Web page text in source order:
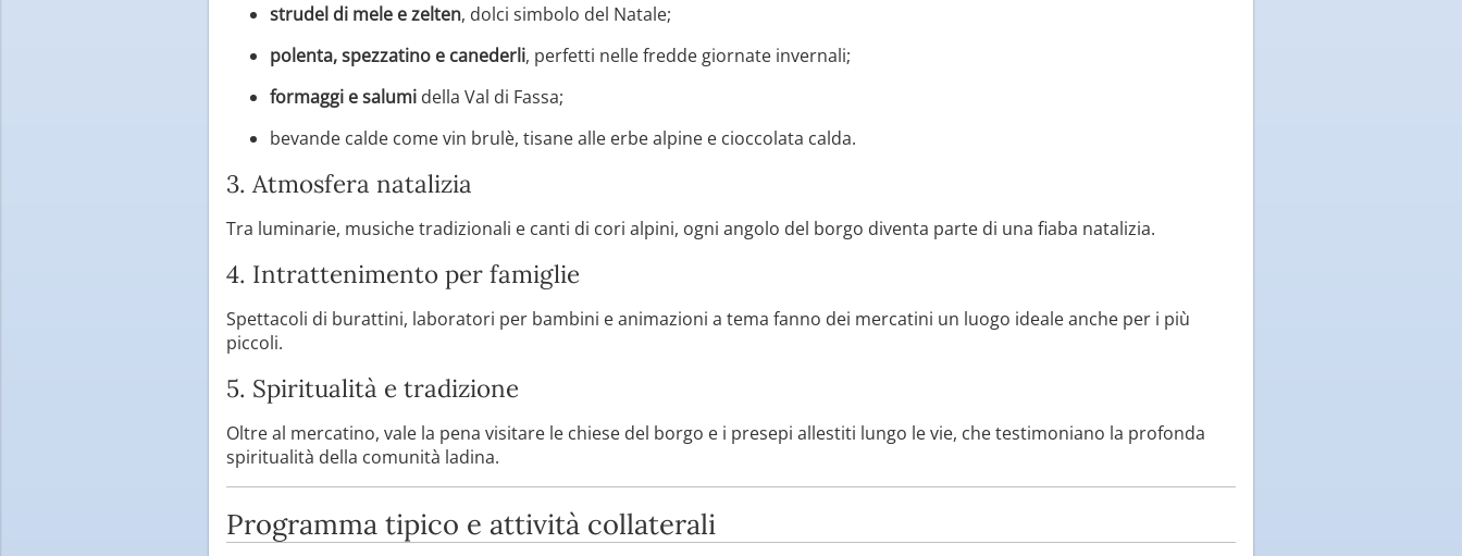
strudel di mele e zelten, dolci simbolo del Natale;
polenta, spezzatino e canederli, perfetti nelle fredde giornate invernali;
formaggi e salumi della Val di Fassa;
bevande calde come vin brulè, tisane alle erbe alpine e cioccolata calda.
3. Atmosfera natalizia
Tra luminarie, musiche tradizionali e canti di cori alpini, ogni angolo del borgo diventa parte di una fiaba natalizia.
4. Intrattenimento per famiglie
Spettacoli di burattini, laboratori per bambini e animazioni a tema fanno dei mercatini un luogo ideale anche per i più
piccoli.
5. Spiritualità e tradizione
Oltre al mercatino, vale la pena visitare le chiese del borgo e i presepi allestiti lungo le vie, che testimoniano la profonda
spiritualità della comunità ladina.
Programma tipico e attività collaterali